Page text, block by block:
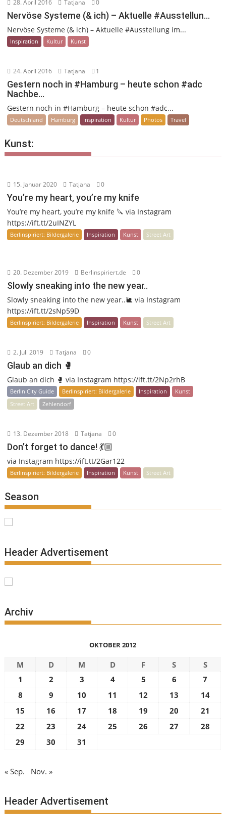
28. April 2016 Tatjana 0
Nervöse Systeme (& ich) – Aktuelle #Ausstellun…
Nervöse Systeme (& ich) – Aktuelle #Ausstellung im...
Inspiration Kultur Kunst
24. April 2016 Tatjana 1
Gestern noch in #Hamburg – heute schon #adc
Nachbe…
Gestern noch in #Hamburg – heute schon #adc...
Deutschland Hamburg Inspiration Kultur Photos Travel
Kunst:
15. Januar 2020 Tatjana 0
You’re my heart, you’re my knife
You’re my heart, you’re my knife 🔪 via Instagram
https://ift.tt/2uINZYL
Berlinspiriert: Bildergalerie Inspiration Kunst Street Art
20. Dezember 2019 Berlinspiriert.de 0
Slowly sneaking into the new year..
Slowly sneaking into the new year..🐌 via Instagram
https://ift.tt/2sNp59D
Berlinspiriert: Bildergalerie Inspiration Kunst Street Art
2. Juli 2019 Tatjana 0
Glaub an dich 🥊
Glaub an dich 🥊 via Instagram https://ift.tt/2Np2rhB
Berlin City Guide Berlinspiriert: Bildergalerie Inspiration
Kunst
Street Art
Zehlendorf
13. Dezember 2018 Tatjana 0
Don’t forget to dance! 💃🏼
via Instagram https://ift.tt/2Gar122
Berlinspiriert: Bildergalerie Inspiration Kunst Street Art
Season
Header Advertisement
Archiv
OKTOBER 2012
M D M D F S
S
1
2 3 4 5 6
7
8
9 10 11 12 13
14
15
16 17 18 19 20
21
22
23 24 25 26 27
28
29
30 31
« Sep. Nov. »
Header Advertisement